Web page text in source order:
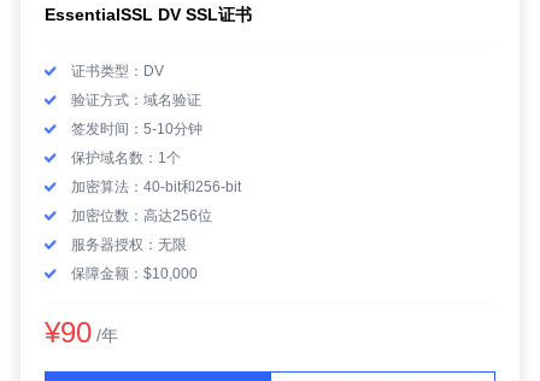
EssentialSSL DV SSL证书
证书类型：DV
验证方式：域名验证
签发时间：5-10分钟
保护域名数：1个
加密算法：40-bit和256-bit
加密位数：高达256位
服务器授权：无限
保障金额：$10,000
¥90 /年